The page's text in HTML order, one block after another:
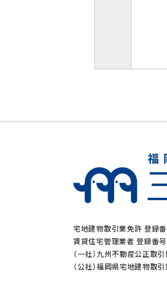
宅地建物取引業免許 登録
賃貸住宅管理業者 登録番
（一社）九州不動産公正取
（公社）福岡県宅地建物取